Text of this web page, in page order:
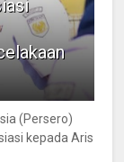
(Persero)
kepada Aris